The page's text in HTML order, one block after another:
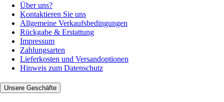
Über uns?
Kontaktieren Sie uns
Allgemeine Verkaufsbedingungen
Rückgabe & Erstattung
Impressum
Zahlungsarten
Lieferkosten und Versandoptionen
Hinweis zum Datenschutz
Unsere Geschäfte